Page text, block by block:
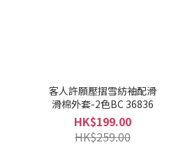
客人許願壓摺雪紡袖配滑
滑棉外套-2色BC 36836
HK$199.00
HK$259.00